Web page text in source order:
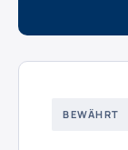
BEWÄHRT